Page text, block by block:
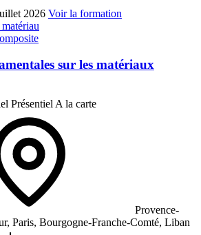
2026 Voir la formation
sur les matériaux
Présentiel A la carte
Provence-
Paris, Bourgogne-Franche-Comté, Liban